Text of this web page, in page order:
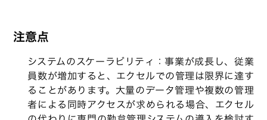
注意点
システムのスケーラビリティ：事業が成長し、従業
員数が増加すると、エクセルでの管理は限界に達す
ることがあります。大量のデータ管理や複数の管理
者による同時アクセスが求められる場合、エクセル